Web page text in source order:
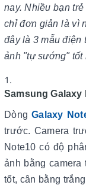
nay. Nhiều bạn
chỉ đơn giản là vì
đây là 3 mẫu điện
ảnh "tự sướng" tốt
Samsung Galaxy
DòngGalaxy
trước. Camera
Note10 có độ
ảnh bằng
tốt, cân bằng